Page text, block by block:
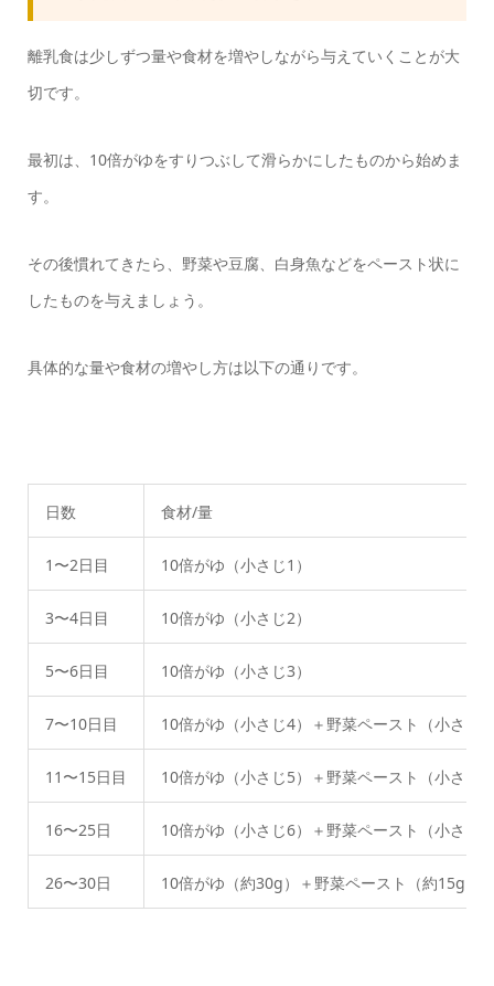
離乳食は少しずつ量や食材を増やしながら与えていくことが大
切です。
最初は、10倍がゆをすりつぶして滑らかにしたものから始めま
す。
その後慣れてきたら、野菜や豆腐、白身魚などをペースト状に
したものを与えましょう。
具体的な量や食材の増やし方は以下の通りです。
日数 食材/量
1〜2日目 10倍がゆ（小さじ1）
3〜4日目 10倍がゆ（小さじ2）
5〜6日目 10倍がゆ（小さじ3）
7〜10日目 10倍がゆ（小さじ4）＋野菜ペースト（小さじ1
11〜15日目 10倍がゆ（小さじ5）＋野菜ペースト（小さじ
16〜25日 10倍がゆ（小さじ6）＋野菜ペースト（小さじ
26〜30日 10倍がゆ（約30g）＋野菜ペースト（約15g）